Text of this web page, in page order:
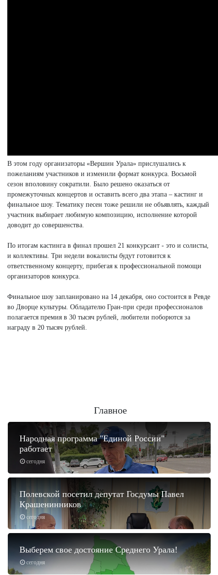
В этом году организаторы «Вершин Урала» прислушались к
пожеланиям участников и изменили формат конкурса. Восьмой
сезон вполовину сократили. Было решено оказаться от
промежуточных концертов и оставить всего два этапа – кастинг и
финальное шоу. Тематику песен тоже решили не объявлять, каждый
участник выбирает любимую композицию, исполнение которой
доводит до совершенства.
По итогам кастинга в финал прошел 21 конкурсант - это и солисты,
и коллективы. Три недели вокалисты будут готовится к
ответственному концерту, прибегая к профессиональной помощи
организаторов конкурса.
Финальное шоу запланировано на 14 декабря, оно состоится в Ревде
во Дворце культуры. Обладателю Гран-при среди профессионалов
полагается премия в 30 тысяч рублей, любители поборются за
награду в 20 тысяч рублей.
Главное
сегодня
Народная программа "Единой России"
работает
сегодня
Полевской посетил депутат Госдумы Павел
Крашенинников
сегодня
Выберем свое достояние Среднего Урала!